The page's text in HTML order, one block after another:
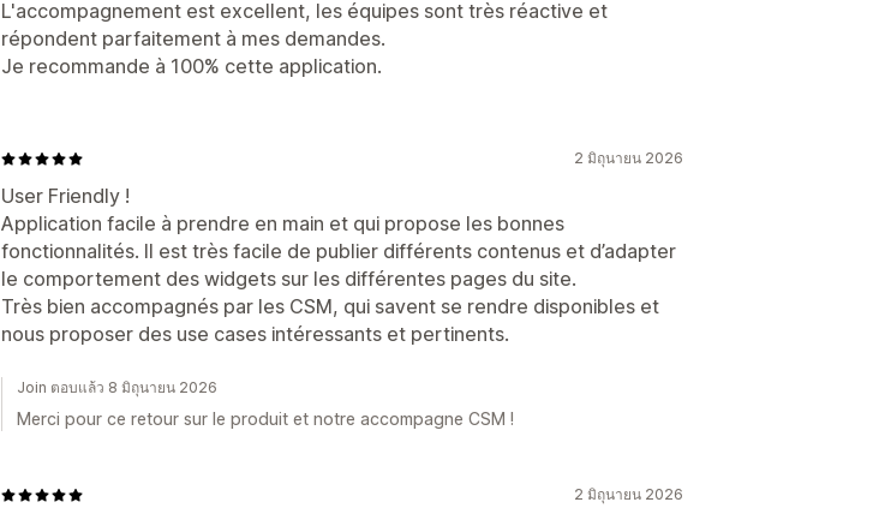
L'accompagnement est excellent, les équipes sont très réactive et
répondent parfaitement à mes demandes.
Je recommande à 100% cette application.
2 มิถุนายน 2026
User Friendly !
Application facile à prendre en main et qui propose les bonnes
fonctionnalités. Il est très facile de publier différents contenus et d’adapter
le comportement des widgets sur les différentes pages du site.
Très bien accompagnés par les CSM, qui savent se rendre disponibles et
nous proposer des use cases intéressants et pertinents.
Join ตอบแล้ว 8 มิถุนายน 2026
Merci pour ce retour sur le produit et notre accompagne CSM !
2 มิถุนายน 2026